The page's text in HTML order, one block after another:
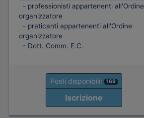
- professionisti appartenenti all'Ordine
organizzatore
- praticanti appartenenti all'Ordine
organizzatore
- Dott. Comm. E.C.
Posti disponibili: 169
Iscrizione